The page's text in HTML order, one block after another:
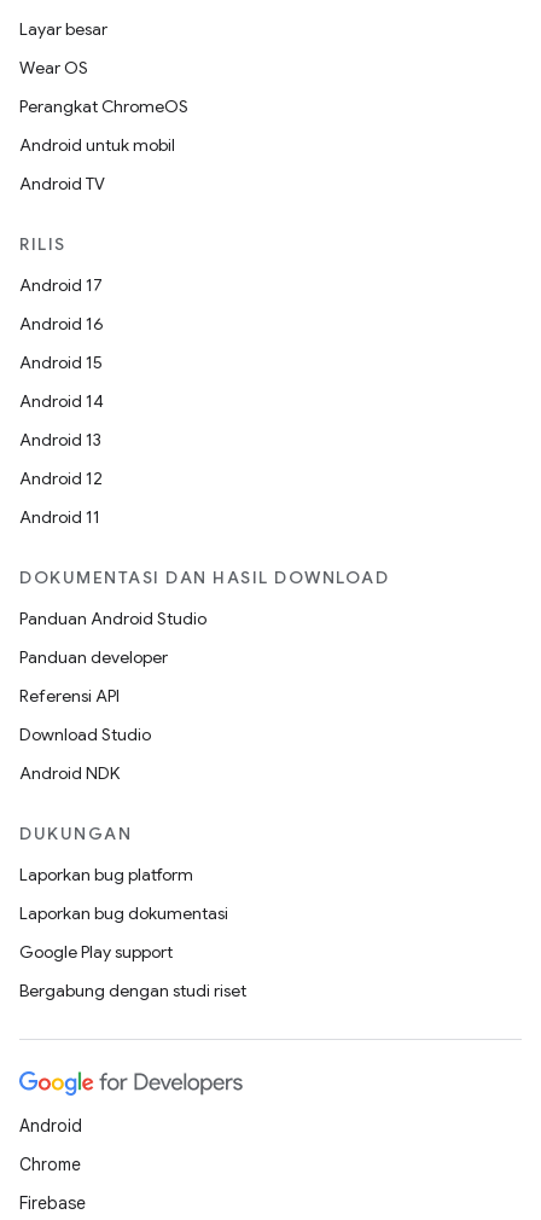
Layar besar
Wear OS
Perangkat ChromeOS
Android untuk mobil
Android TV
RILIS
Android 17
Android 16
Android 15
Android 14
Android 13
Android 12
Android 11
DOKUMENTASI DAN HASIL DOWNLOAD
Panduan Android Studio
Panduan developer
Referensi API
Download Studio
Android NDK
DUKUNGAN
Laporkan bug platform
Laporkan bug dokumentasi
Google Play support
Bergabung dengan studi riset
Android
Chrome
Firebase